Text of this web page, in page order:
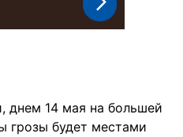
днем 14 мая на большей
грозы будет местами